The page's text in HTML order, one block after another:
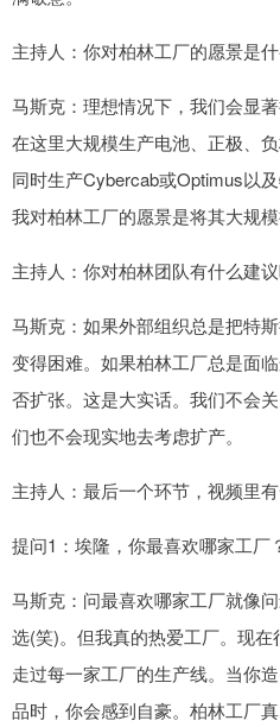
主持人：你对柏林工厂的愿景是什
马斯克：理想情况下，我们会显
在这里大规模生产电池、正极、
同时生产Cybercab或Optimus以
我对柏林工厂的愿景是将其大规模
主持人：你对柏林团队有什么建议
马斯克：如果外部组织总是把特
变得困难。如果柏林工厂总是面
否扩张。这是大实话。我们不会
们也不会现实地去考虑扩产。
主持人：最后一个环节，视频里
提问1：埃隆，你最喜欢哪家工厂
马斯克：问最喜欢哪家工厂就像
选(笑)。但我真的热爱工厂。现
走过每一家工厂的生产线。当你
品时，你会感到自豪。柏林工厂真